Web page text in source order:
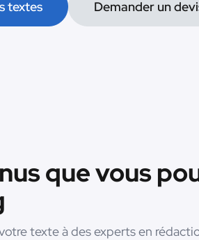
textes Demander un
que vous
texte à des experts en